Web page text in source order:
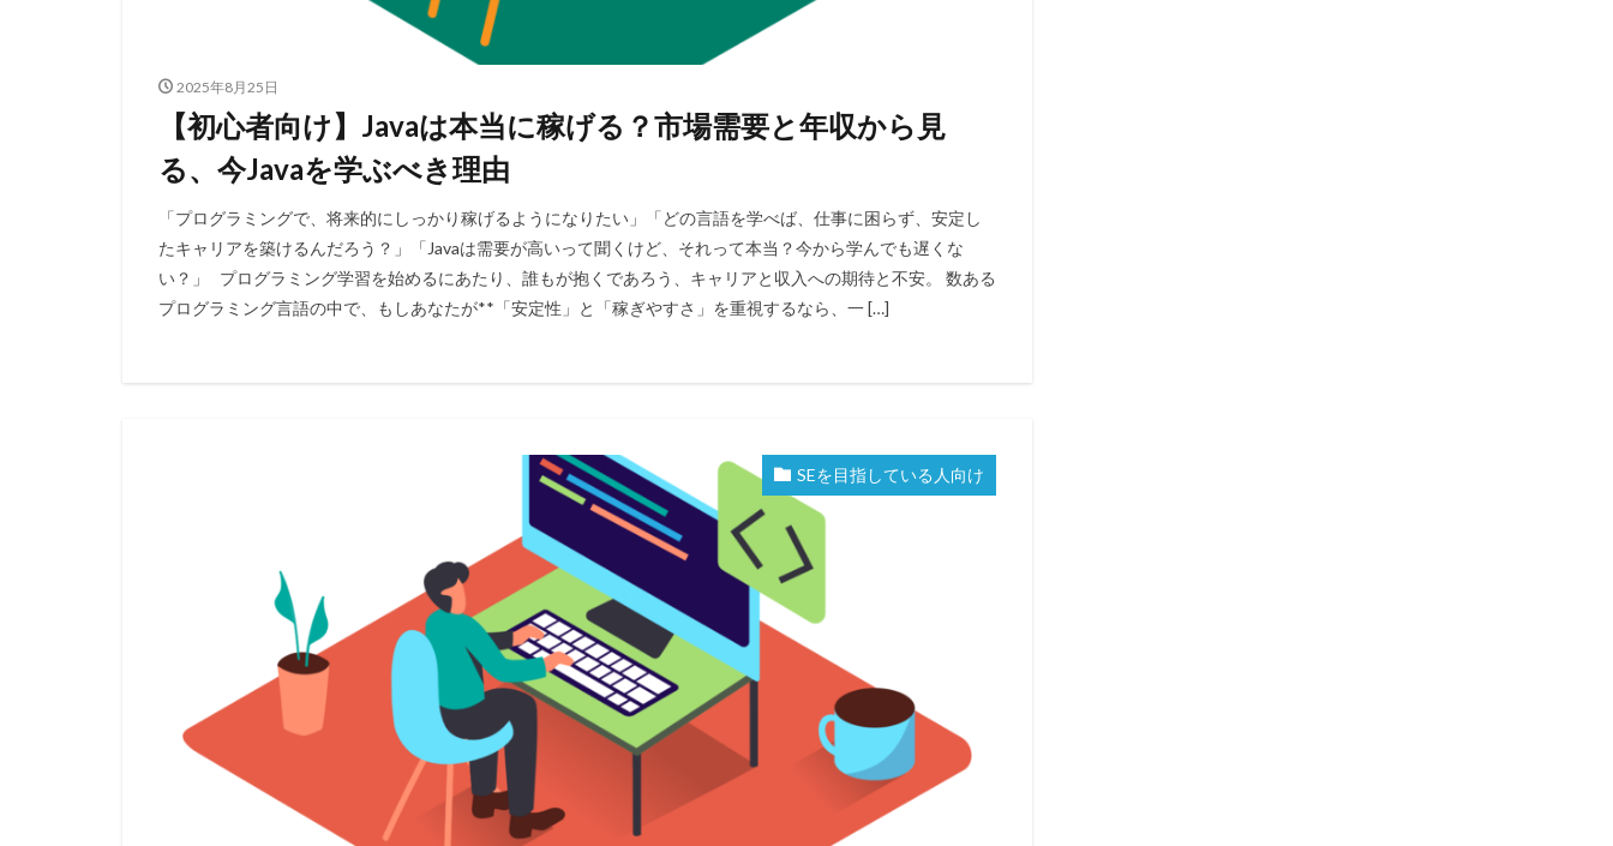
2025年8月25日
【初心者向け】Javaは本当に稼げる？市場需要と年収から見
る、今Javaを学ぶべき理由
「プログラミングで、将来的にしっかり稼げるようになりたい」「どの言語を学べば、仕事に困らず、安定し
たキャリアを築けるんだろう？」「Javaは需要が高いって聞くけど、それって本当？今から学んでも遅くな
い？」 プログラミング学習を始めるにあたり、誰もが抱くであろう、キャリアと収入への期待と不安。 数ある
プログラミング言語の中で、もしあなたが**「安定性」と「稼ぎやすさ」を重視するなら、一 […]
SEを目指している人向け